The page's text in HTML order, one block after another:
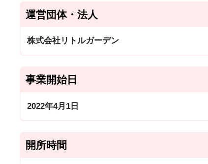
運営団体・法人
株式会社リトルガーデン
事業開始日
2022年4月1日
開所時間